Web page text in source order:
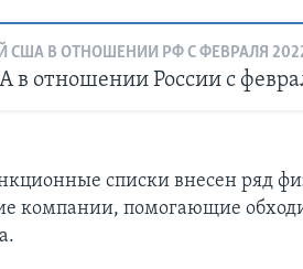
США В ОТНОШЕНИИ РФ С ФЕВРАЛЯ
отношении России с
списки внесен ряд
компании, помогающие